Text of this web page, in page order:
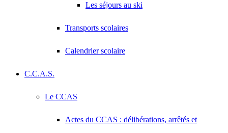
Les séjours au ski
Transports scolaires
Calendrier scolaire
C.C.A.S.
Le CCAS
Actes du CCAS : délibérations, arrêtés et